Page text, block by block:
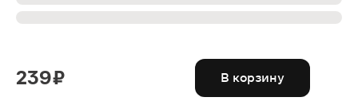
239 ₽ В корзину